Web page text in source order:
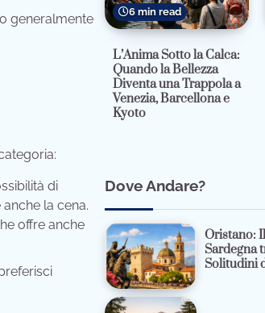
generalmente
di
la cena.
offre anche
6 min read
L’Anima Sotto la Calca:
Quando la Bellezza
Diventa una Trappola a
Venezia, Barcellona e
Kyoto
Dove Andare?
Oristano:
Sardegna
Solitudini